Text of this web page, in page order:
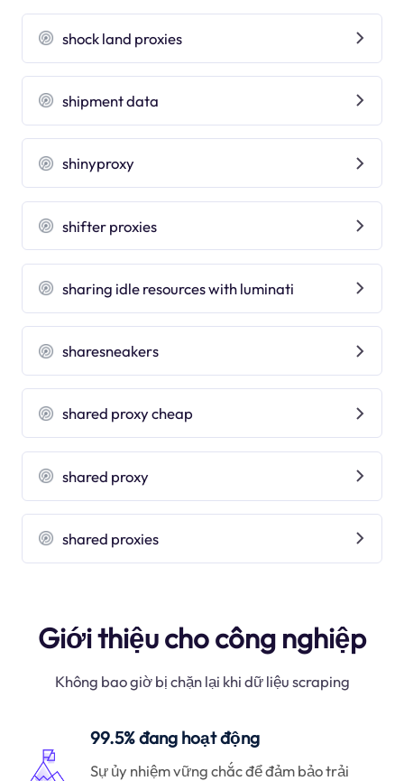
shock land proxies
shipment data
shinyproxy
shifter proxies
sharing idle resources with luminati
sharesneakers
shared proxy cheap
shared proxy
shared proxies
Giới thiệu cho công nghiệp
Không bao giờ bị chặn lại khi dữ liệu scraping
99.5% đang hoạt động
Sự ủy nhiệm vững chắc để đảm bảo trải